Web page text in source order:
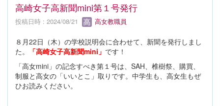
高崎女子高新聞mini第１号発行
投稿日時 : 2024/08/21 高女教職員
８月22日（木）の学校説明会に合わせて、新聞を発行しまし
た。
「高崎女子高新聞mini」 です！
「高女mini」の記念すべき第１号は、SAH、椎樹祭、購買、
制服と高女の「いいとこ」取りです。中学生も、高女生もぜ
ひお読みください。